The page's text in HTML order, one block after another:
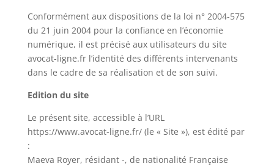
Conformément aux dispositions de la loi n° 2004-575
du 21 juin 2004 pour la confiance en l’économie
numérique, il est précisé aux utilisateurs du site
avocat-ligne.fr l’identité des différents intervenants
dans le cadre de sa réalisation et de son suivi.
Edition du site
Le présent site, accessible à l’URL
https://www.avocat-ligne.fr/ (le « Site »), est édité par
:
Maeva Royer, résidant -, de nationalité Française